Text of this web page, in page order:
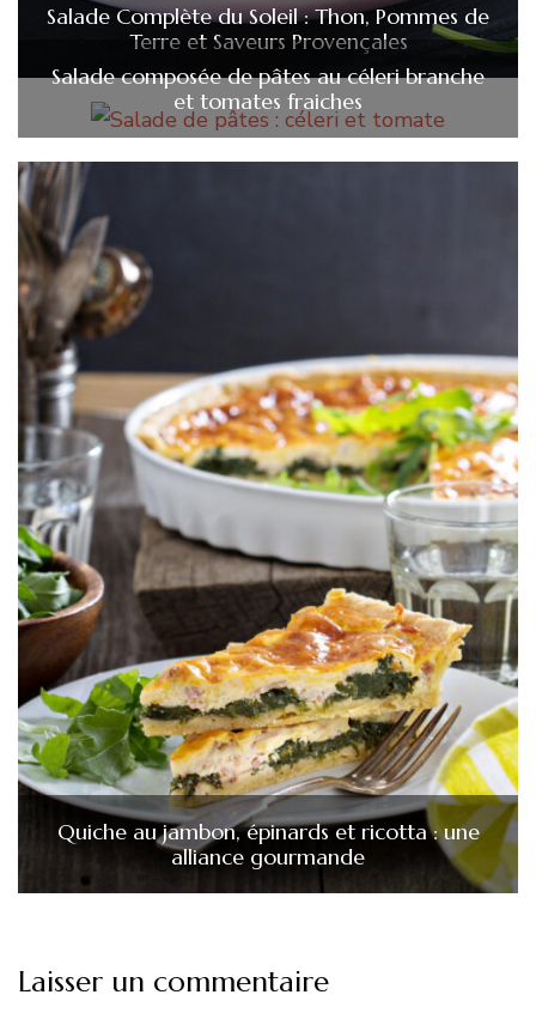
Salade Complète du Soleil : Thon, Pommes de
Terre et Saveurs Provençales
Salade composée de pâtes au céleri branche
et tomates fraiches
Quiche au jambon, épinards et ricotta : une
alliance gourmande
Laisser un commentaire